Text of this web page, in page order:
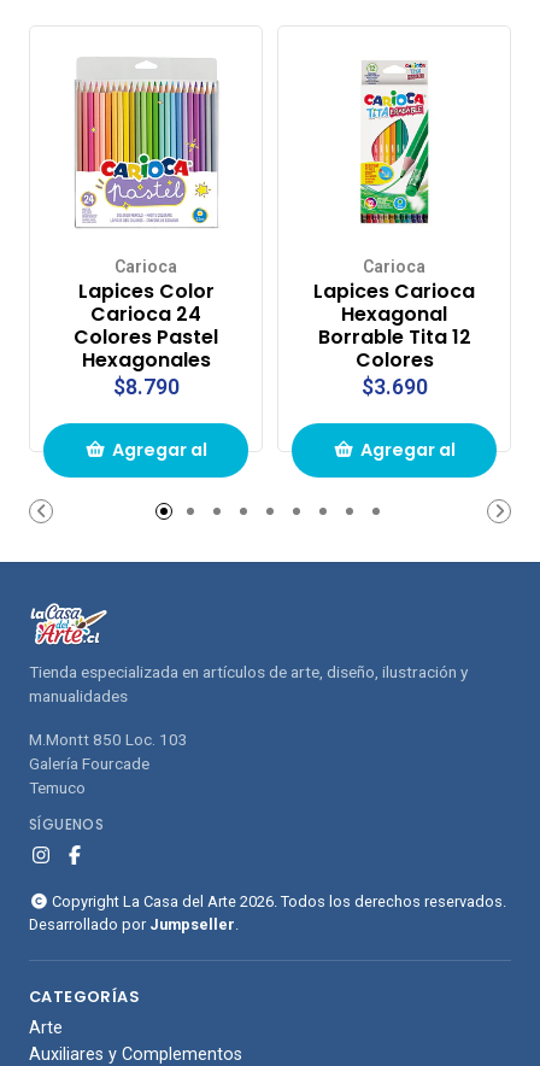
Carioca
Lapices Color
Carioca 24
Colores Pastel
Hexagonales
$8.790
Agregar al
carrito de
compras
Carioca
Lapices Carioca
Hexagonal
Borrable Tita 12
Colores
$3.690
Agregar al
carrito de
compras
Tienda especializada en artículos de arte, diseño, ilustración y
manualidades
M.Montt 850 Loc. 103
Galería Fourcade
Temuco
SÍGUENOS
Copyright La Casa del Arte 2026. Todos los derechos reservados.
Desarrollado por Jumpseller
CATEGORÍAS
Arte
Auxiliares y Complementos